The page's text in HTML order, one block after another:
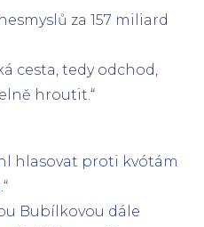
za 157 miliard
cesta, tedy odchod,
hroutit.“
hlasovat proti kvótám
Bubílkovou dále